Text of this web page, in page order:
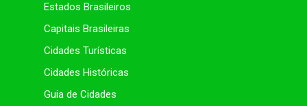
Estados Brasileiros
Capitais Brasileiras
Cidades Turísticas
Cidades Históricas
Guia de Cidades